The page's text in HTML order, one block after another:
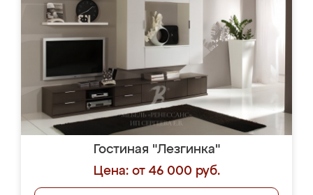
Гостиная "Лезгинка"
Цена: от 46 000 руб.